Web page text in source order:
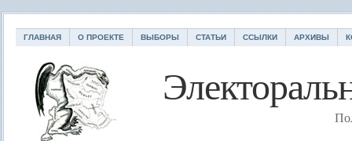
ГЛАВНАЯ О ПРОЕКТЕ ВЫБОРЫ СТАТЬИ ССЫЛКИ АРХИВЫ